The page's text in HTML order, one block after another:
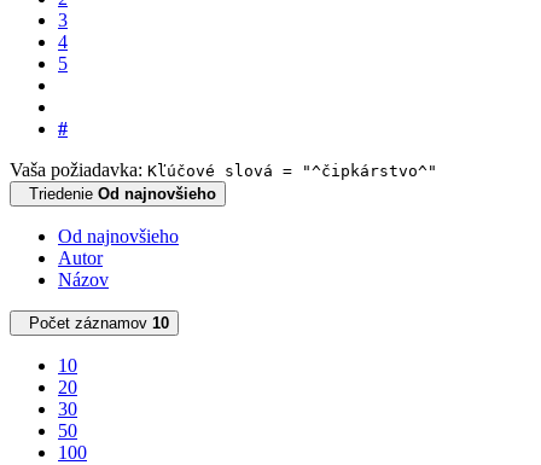
3
4
5
#
Vaša požiadavka: Kľúčové slová = "^čipkárstvo^"
Triedenie Od najnovšieho
Od najnovšieho
Autor
Názov
Počet záznamov 10
10
20
30
50
100